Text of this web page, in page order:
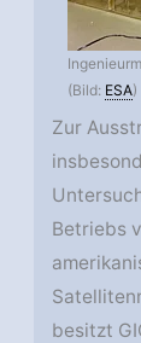
(Bild: ESA)
Zur
Betriebs
besitzt